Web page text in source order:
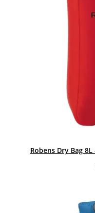
Robens Dry Bag